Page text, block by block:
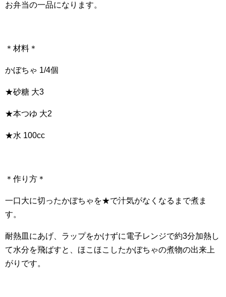
お弁当の一品になります。
＊材料＊
かぼちゃ 1/4個
★砂糖 大3
★本つゆ 大2
★水 100cc
＊作り方＊
一口大に切ったかぼちゃを★で汁気がなくなるまで煮ま
す。
耐熱皿にあげ、ラップをかけずに電子レンジで約3分加熱し
て水分を飛ばすと、ほこほこしたかぼちゃの煮物の出来上
がりです。